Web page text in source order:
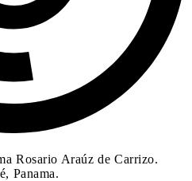
Rosario Araúz de Carrizo.
Panama.